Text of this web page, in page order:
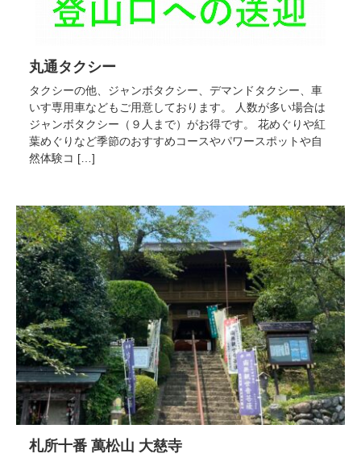
丸通タクシー
タクシーの他、ジャンボタクシー、デマンドタクシー、車
いす専用車などもご用意しております。 人数が多い場合は
ジャンボタクシー（９人まで）がお得です。 花めぐりや紅
葉めぐりなど季節のおすすめコースやパワースポットや自
然体験コ […]
札所十番 萬松山 大慈寺